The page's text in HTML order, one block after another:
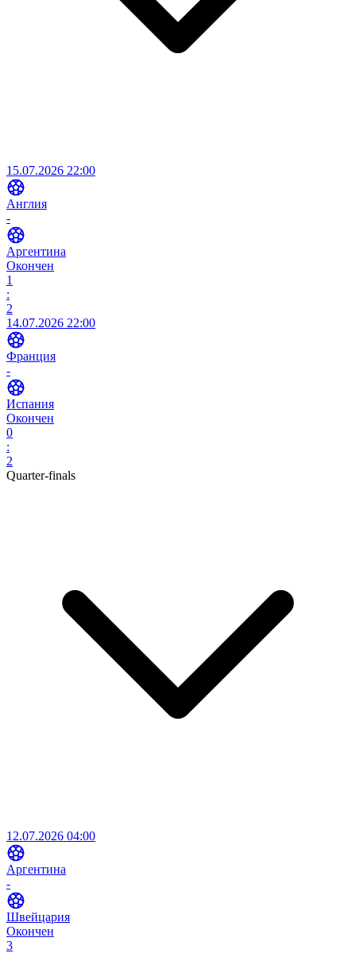
15.07.2026 22:00
Англия
-
Аргентина
Окончен
1
:
2
14.07.2026 22:00
Франция
-
Испания
Окончен
0
:
2
Quarter-finals
12.07.2026 04:00
Аргентина
-
Швейцария
Окончен
3